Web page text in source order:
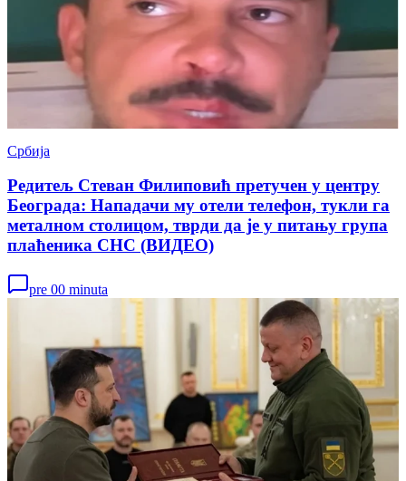
Србија
Редитељ Стеван Филиповић претучен у центру
Београда: Нападачи му отели телефон, тукли га
металном столицом, тврди да је у питању група
плаћеника СНС (ВИДЕО)
pre 00 minuta